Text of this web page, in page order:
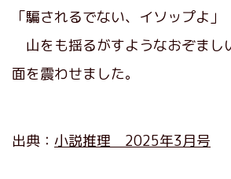
「騙されるでない、イソップよ」
山をも揺るがすようなおぞまし
面を震わせました。
出典： 小説推理 2025年3月号